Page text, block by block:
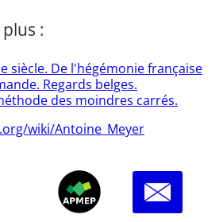
:
siècle. De l'hégémonie française
Regards belges.
des moindres carrés.
wiki/Antoine_Meyer